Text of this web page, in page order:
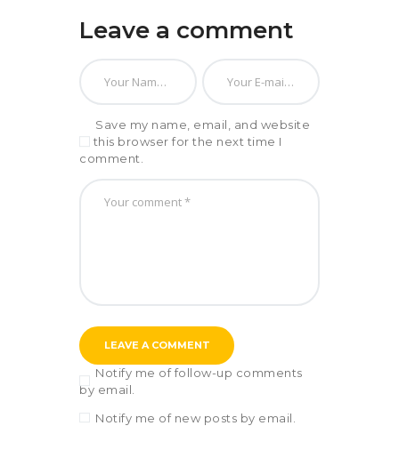
Leave a comment
Save my name, email, and website
in this browser for the next time I
comment.
Notify me of follow-up comments
by email.
Notify me of new posts by email.